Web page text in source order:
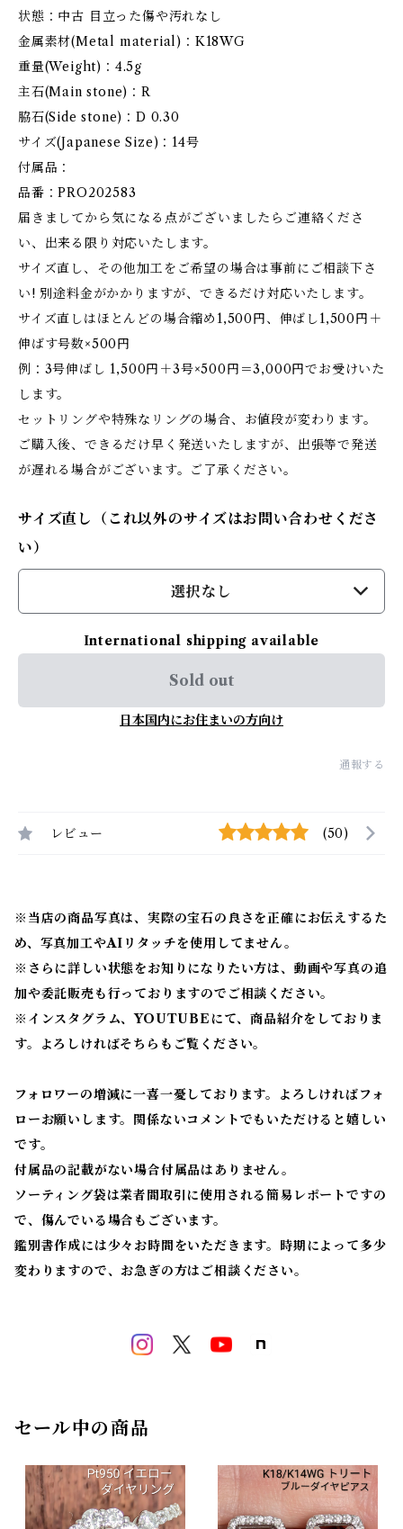
状態：中古 目立った傷や汚れなし
金属素材(Metal material)：K18WG
重量(Weight)：4.5g
主石(Main stone)：R
脇石(Side stone)：D 0.30
サイズ(Japanese Size)：14号
付属品：
品番：PRO202583
届きましてから気になる点がございましたらご連絡くださ
い、出来る限り対応いたします。
サイズ直し、その他加工をご希望の場合は事前にご相談下さ
い! 別途料金がかかりますが、できるだけ対応いたします。
サイズ直しはほとんどの場合縮め1,500円、伸ばし1,500円＋
伸ばす号数×500円
例：3号伸ばし 1,500円＋3号×500円＝3,000円でお受けいた
します。
セットリングや特殊なリングの場合、お値段が変わります。
ご購入後、できるだけ早く発送いたしますが、出張等で発送
が遅れる場合がございます。ご了承ください。
サイズ直し（これ以外のサイズはお問い合わせくださ
い）
選択なし
International shipping available
Sold out
日本国内にお住まいの方向け
通報する
レビュー (50)
※当店の商品写真は、実際の宝石の良さを正確にお伝えするた
め、写真加工やAIリタッチを使用してません。
※ さらに詳しい状態をお知りになりたい方は、動画や写真の追
加や委託販売も行っておりますのでご相談ください。
※ インスタグラム、YOUTUBEにて、商品紹介をしておりま
す。よろしければそちらもご覧ください。
フォロワーの増減に一喜一憂しております。よろしければフォ
ローお願いします。関係ないコメントでもいただけると嬉しい
です。
付属品の記載がない場合付属品はありません。
ソーティング袋は業者間取引に使用される簡易レポートですの
で、傷んでいる場合もございます。
鑑別書作成には少々お時間をいただきます。時期によって多少
変わりますので、お急ぎの方はご相談ください。
セール中の商品